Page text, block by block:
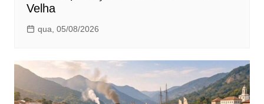
Velha
qua, 05/08/2026